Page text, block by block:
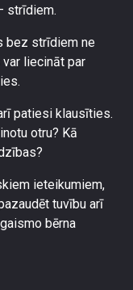
strīdiem.
bez strīdiem ne
var liecināt par
patiesi klausīties.
otru? Kā
ieteikumiem,
tuvību arī
bērna